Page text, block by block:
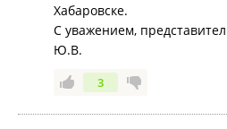
Хабаровске.
С уважением,
Ю.В.
3